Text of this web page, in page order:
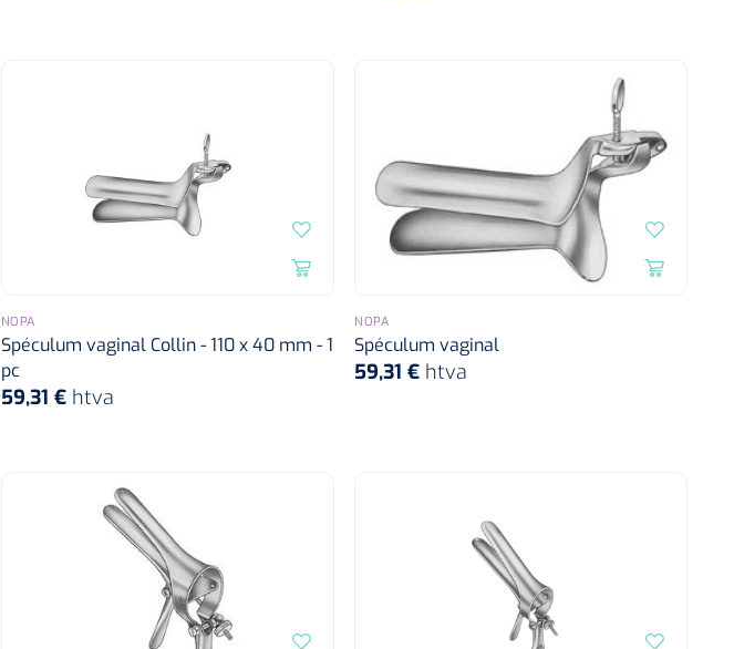
NOPA
Spéculum vaginal Collin - 110 x 40 mm - 1
pc
59,31 € htva
NOPA
Spéculum vaginal
59,31 € htva